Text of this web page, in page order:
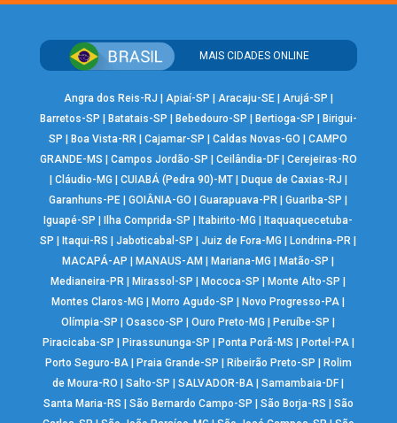
MAIS CIDADES ONLINE
Angra dos Reis-RJ Apiaí-SP Aracaju-SE| Arujá-SP
Barretos-SP
Batatais-SP Bebedouro-SP Bertioga-SP
Birigui-
SP
Boa Vista-RR |Cajamar-SP |Caldas Novas-GO |CAMPO
GRANDE-MS
Campos Jordão-SP Ceilândia-DF| Cerejeiras-RO
Cláudio-MG CUIABÁ (Pedra 90)-MT| Duque de Caxias-RJ
Garanhuns-PE |GOIÂNIA-GO |Guarapuava-PR |Guariba-SP
Iguapé-SP
Ilha Comprida-SP Itabirito-MG
Itaquaquecetuba-
SP
Itaqui-RS |Jaboticabal-SP |Juiz de Fora-MG Londrina-PR
MACAPÁ-AP
MANAUS-AM Mariana-MG Matão-SP
Medianeira-PR
Mirassol-SP Mococa-SP Monte Alto-SP
Montes Claros-MG
Morro Agudo-SP Novo Progresso-PA
Olímpia-SP
|Osasco-SP |Ouro Preto-MG Peruíbe-SP
Piracicaba-SP
Pirassununga-SP Ponta Porã-MS Portel-PA|
Porto Seguro-BA| Praia Grande-SP Ribeirão Preto-SP
Rolim
de Moura-RO
|Salto-SP |SALVADOR-BA |Samambaia-DF
Santa Maria-RS
São Bernardo Campo-SP São Borja-RS
São